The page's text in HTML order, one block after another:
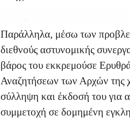
Παράλληλα, μέσω των
διεθνούς αστυνομικής
βάρος του εκκρεμούσε
Αναζητήσεων των Αρχών της
σύλληψη και έκδοσή του για
συμμετοχή σε δομημένη